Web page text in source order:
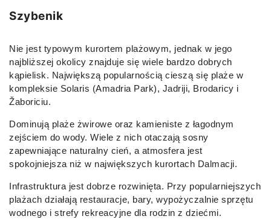
Szybenik
Nie jest typowym kurortem plażowym, jednak w jego
najbliższej okolicy znajduje się wiele bardzo dobrych
kąpielisk. Największą popularnością cieszą się plaże w
kompleksie Solaris (Amadria Park), Jadriji, Brodaricy i
Žaboriciu.
Dominują plaże żwirowe oraz kamieniste z łagodnym
zejściem do wody. Wiele z nich otaczają sosny
zapewniające naturalny cień, a atmosfera jest
spokojniejsza niż w największych kurortach Dalmacji.
Infrastruktura jest dobrze rozwinięta. Przy popularniejszych
plażach działają restauracje, bary, wypożyczalnie sprzętu
wodnego i strefy rekreacyjne dla rodzin z dziećmi.